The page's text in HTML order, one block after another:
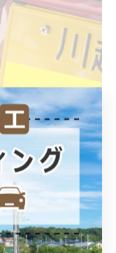
を見て付けまし
為、外付けをご希
と変に時間をとり